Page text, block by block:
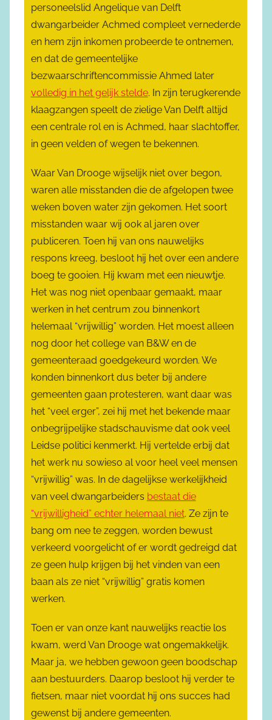
personeelslid Angelique van Delft
dwangarbeider Achmed compleet vernederde
en hem zijn inkomen probeerde te ontnemen,
en dat de gemeentelijke
bezwaarschriftencommissie Ahmed later
volledig in het gelijk stelde. In zijn terugkerende
klaagzangen speelt de zielige Van Delft altijd
een centrale rol en is Achmed, haar slachtoffer,
in geen velden of wegen te bekennen.
Waar Van Drooge wijselijk niet over begon,
waren alle misstanden die de afgelopen twee
weken boven water zijn gekomen. Het soort
misstanden waar wij ook al jaren over
publiceren. Toen hij van ons nauwelijks
respons kreeg, besloot hij het over een andere
boeg te gooien. Hij kwam met een nieuwtje.
Het was nog niet openbaar gemaakt, maar
werken in het centrum zou binnenkort
helemaal “vrijwillig” worden. Het moest alleen
nog door het college van B&W en de
gemeenteraad goedgekeurd worden. We
konden binnenkort dus beter bij andere
gemeenten gaan protesteren, want daar was
het “veel erger”, zei hij met het bekende maar
onbegrijpelijke stadschauvisme dat ook veel
Leidse politici kenmerkt. Hij vertelde erbij dat
het werk nu sowieso al voor heel veel mensen
“vrijwillig” was. In de dagelijkse werkelijkheid
van veel dwangarbeiders bestaat die
“vrijwilligheid” echter helemaal niet. Ze zijn te
bang om nee te zeggen, worden bewust
verkeerd voorgelicht of er wordt gedreigd dat
ze geen hulp krijgen bij het vinden van een
baan als ze niet “vrijwillig” gratis komen
werken.
Toen er van onze kant nauwelijks reactie los
kwam, werd Van Drooge wat ongemakkelijk.
Maar ja, we hebben gewoon geen boodschap
aan bestuurders. Daarop besloot hij verder te
fietsen, maar niet voordat hij ons succes had
gewenst bij andere gemeenten.